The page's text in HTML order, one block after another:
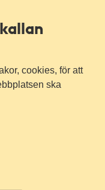
cookies, för att
ska